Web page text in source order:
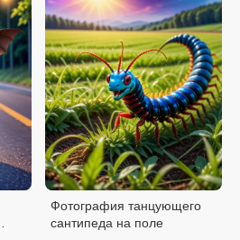
Фотография танцующего
сантипеда на поле